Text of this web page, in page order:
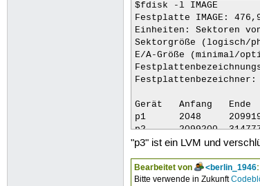
$fdisk -l IMAGE
Festplatte IMAGE:
Einheiten: Sektoren
Sektorgröße (logisch/
E/A-Größe (minimal/
Festplattenbezeichner:
Gerät   Anfang
p1    	2048   	 2099199     2097152     1G EFI-System
p2 	2099200  3147775     1048576     512M Microsoft Basisdaten
p3 	3147776
"p3" ist ein LVM und
Bearbeitet von <berlin_1946:
Bitte verwende in Zukunft